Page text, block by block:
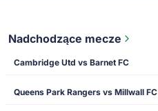
Nadchodzące mecze
Cambridge Utd vs Barnet FC
Queens Park Rangers vs Millwall FC